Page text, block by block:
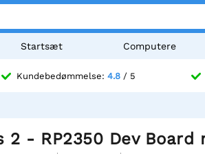
Startsæt Computere
Kundebedømmelse: 4.8 / 5
- RP2350 Dev